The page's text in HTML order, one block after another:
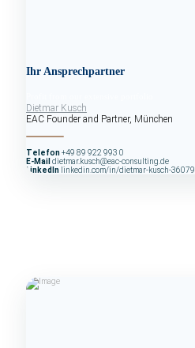
Ihr Ansprechpartner
Dietmar Kusch
EAC Founder and Partner, München
Telefon+49 89 922 993 0
E-Mail dietmar.kusch@eac-consulting.de
LinkedInlinkedin.com/in/dietmar-kusch-